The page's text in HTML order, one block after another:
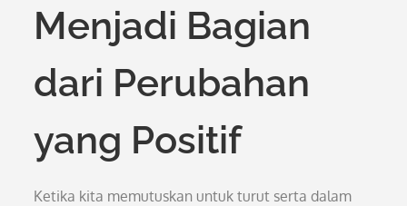
Menjadi Bagian
dari Perubahan
yang Positif
Ketika kita memutuskan untuk turut serta dalam